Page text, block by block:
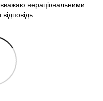
нераціональними.